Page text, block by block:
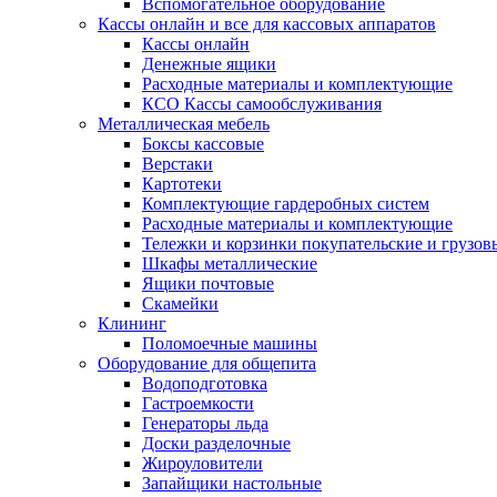
Вспомогательное оборудование
Кассы онлайн и все для кассовых аппаратов
Кассы онлайн
Денежные ящики
Расходные материалы и комплектующие
КСО Кассы самообслуживания
Металлическая мебель
Боксы кассовые
Верстаки
Картотеки
Комплектующие гардеробных систем
Расходные материалы и комплектующие
Тележки и корзинки покупательские и
Шкафы металлические
Ящики почтовые
Скамейки
Клининг
Поломоечные машины
Оборудование для общепита
Водоподготовка
Гастроемкости
Генераторы льда
Доски разделочные
Жироуловители
Запайщики настольные